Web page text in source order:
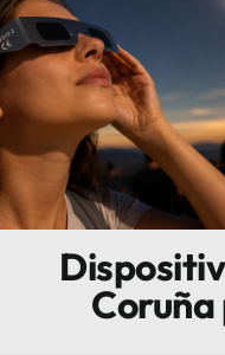
Gastronomía
Escenarios
Sostenibilidad
Innova
Coruña